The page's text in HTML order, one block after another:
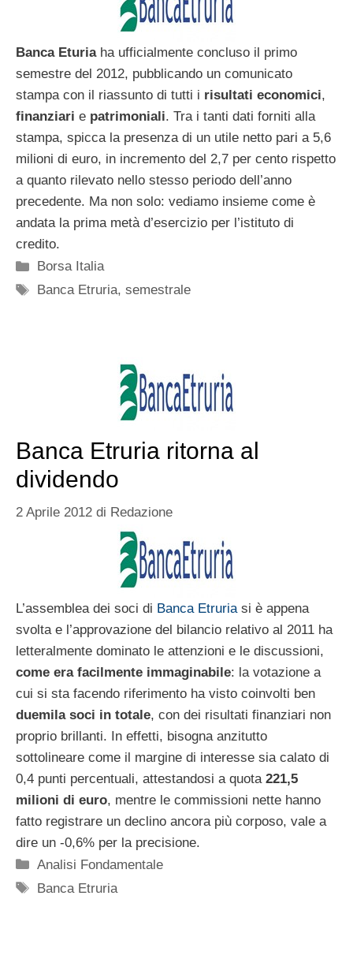
Banca Eturiaha ufficialmente concluso il primo
semestre del 2012, pubblicando un comunicato
stampa con il riassunto di tutti i risultati economici,
finanziari e patrimoniali. Tra i tanti dati forniti alla
stampa, spicca la presenza di un utile netto pari a 5,6
milioni di euro, in incremento del 2,7 per cento rispetto
a quanto rilevato nello stesso periodo dell’anno
precedente. Ma non solo: vediamo insieme come è
andata la prima metà d’esercizio per l’istituto di
credito.
Categorie
Borsa Italia
Tag
Banca Etruria,semestrale
Banca Etruria ritorna al
dividendo
2 Aprile 2012 di Redazione
L’assemblea dei soci di Banca Etruriasi è appena
svolta e l’approvazione del bilancio relativo al 2011 ha
letteralmente dominato le attenzioni e le discussioni,
come era facilmente immaginabile: la votazione a
cui si sta facendo riferimento ha visto coinvolti ben
duemila soci in totale, con dei risultati finanziari non
proprio brillanti. In effetti, bisogna anzitutto
sottolineare come il margine di interesse sia calato di
0,4 punti percentuali, attestandosi a quota 221,5
milioni di euro, mentre le commissioni nette hanno
fatto registrare un declino ancora più corposo, vale a
dire un -0,6% per la precisione.
Categorie
Analisi Fondamentale
Tag
Banca Etruria